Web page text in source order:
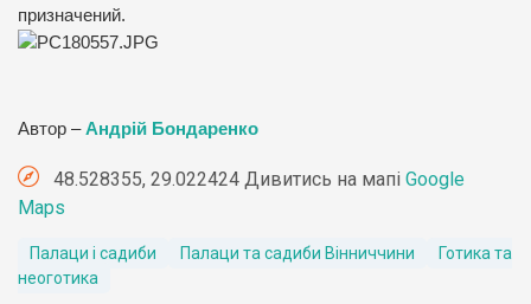
призначений.
Автор –Андрій Бондаренко
48.528355, 29.022424 Дивитись на мапі Google
Maps
Палаци і садиби Палаци та садиби Вінниччини
Готика та
неоготика